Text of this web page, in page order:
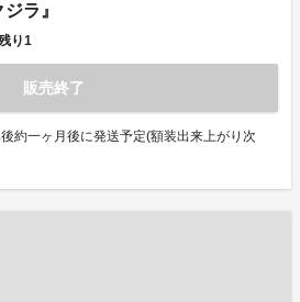
ラ』
り1
販売終了
約一ヶ月後に発送予定(額装出来上がり次